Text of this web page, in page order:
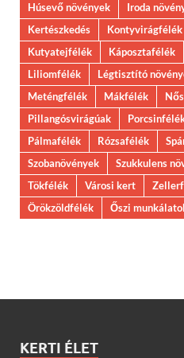
Húsevő növények
Iroda
Kertészkedés
Kontyvirágfélék
Kutyatejfélék
Káposztafélék
Liliomfélék
Légtisztító
Meténgfélék
Mákfélék
Pillangósvirágúak
Pálmafélék
Rózsafélék
Szobanövények
Szukkulens
Tökfélék
Városi kert
Örökzöldfélék
Őszi
KERTI ÉLET